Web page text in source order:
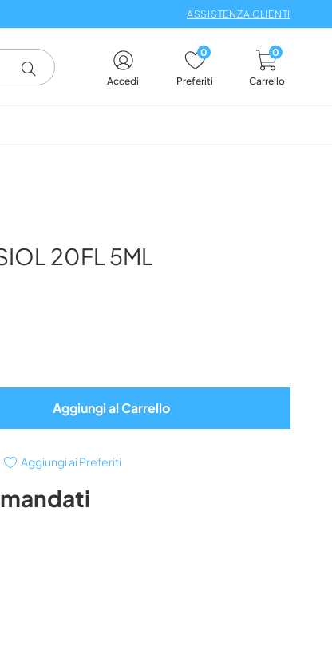
ASSISTENZA CLIENTI
Accedi Preferiti
0
Carrello
0
20FL 5ML
Aggiungi al Carrello
Aggiungi ai Preferiti